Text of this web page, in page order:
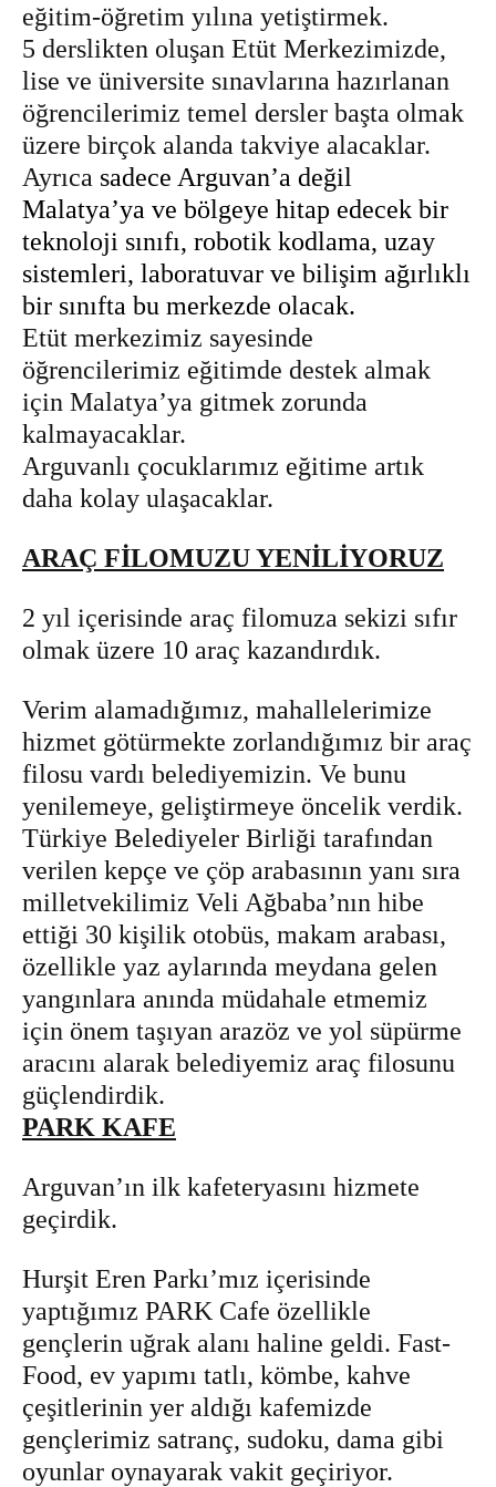
eğitim-öğretim yılına yetiştirmek.
5 derslikten oluşan Etüt Merkezimizde,
lise ve üniversite sınavlarına hazırlanan
öğrencilerimiz temel dersler başta olmak
üzere birçok alanda takviye alacaklar.
Ayrıca sadece Arguvan’a değil
Malatya’ya ve bölgeye hitap edecek bir
teknoloji sınıfı, robotik kodlama, uzay
sistemleri, laboratuvar ve bilişim ağırlıklı
bir sınıfta bu merkezde olacak.
Etüt merkezimiz sayesinde
öğrencilerimiz eğitimde destek almak
için Malatya’ya gitmek zorunda
kalmayacaklar.
Arguvanlı çocuklarımız eğitime artık
daha kolay ulaşacaklar.
ARAÇ FİLOMUZU YENİLİYORUZ
2 yıl içerisinde araç filomuza sekizi sıfır
olmak üzere 10 araç kazandırdık.
Verim alamadığımız, mahallelerimize
hizmet götürmekte zorlandığımız bir araç
filosu vardı belediyemizin. Ve bunu
yenilemeye, geliştirmeye öncelik verdik.
Türkiye Belediyeler Birliği tarafından
verilen kepçe ve çöp arabasının yanı sıra
milletvekilimiz Veli Ağbaba’nın hibe
ettiği 30 kişilik otobüs, makam arabası,
özellikle yaz aylarında meydana gelen
yangınlara anında müdahale etmemiz
için önem taşıyan arazöz ve yol süpürme
aracını alarak belediyemiz araç filosunu
güçlendirdik.
PARK KAFE
Arguvan’ın ilk kafeteryasını hizmete
geçirdik.
Hurşit Eren Parkı’mız içerisinde
yaptığımız PARK Cafe özellikle
gençlerin uğrak alanı haline geldi. Fast-
Food, ev yapımı tatlı, kömbe, kahve
çeşitlerinin yer aldığı kafemizde
gençlerimiz satranç, sudoku, dama gibi
oyunlar oynayarak vakit geçiriyor.